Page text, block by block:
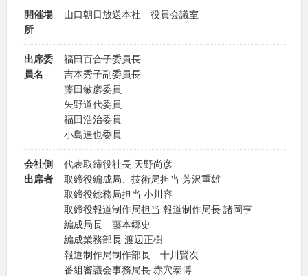
開催場
所
山口朝日放送本社 役員会議室
出席委
員名
福田百合子委員長
吉本秀子副委員長
藤田敏彦委員
矢野道代委員
福田浩治委員
小島達也委員
会社側
出席者
代表取締役社長 天野尚彦
取締役編成局、技術局担当 芳沢重雄
取締役総務局担当 小川容
取締役報道制作局担当 報道制作局長 諸岡亨
編成局長 藤本郷史
編成業務部長 渡辺正樹
報道制作局制作部長 十川賢次
番組審議会事務局長 赤穴泰博